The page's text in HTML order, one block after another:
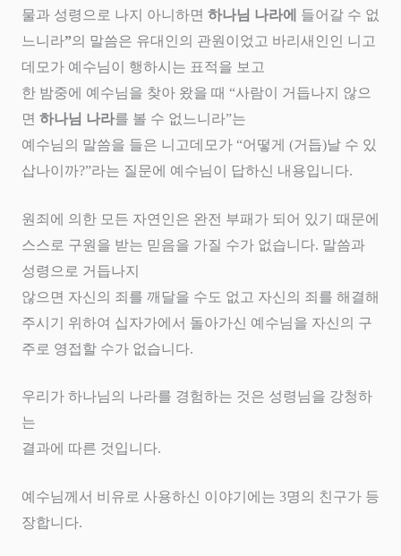
물과 성령으로 나지 아니하면 하나님 나라에 들어갈 수 없
느니라”의 말씀은 유대인의 관원이었고 바리새인인 니고
데모가 예수님이 행하시는 표적을 보고
한 밤중에 예수님을 찾아 왔을 때 “사람이 거듭나지 않으
면 하나님 나라를 볼 수 없느니라”는
예수님의 말씀을 들은 니고데모가 “어떻게 (거듭)날 수 있
삽나이까?”라는 질문에 예수님이 답하신 내용입니다.
원죄에 의한 모든 자연인은 완전 부패가 되어 있기 때문에
스스로 구원을 받는 믿음을 가질 수가 없습니다. 말씀과
성령으로 거듭나지
않으면 자신의 죄를 깨달을 수도 없고 자신의 죄를 해결해
주시기 위하여 십자가에서 돌아가신 예수님을 자신의 구
주로 영접할 수가 없습니다.
우리가 하나님의 나라를 경험하는 것은 성령님을 강청하
는
결과에 따른 것입니다.
예수님께서 비유로 사용하신 이야기에는 3명의 친구가 등
장합니다.